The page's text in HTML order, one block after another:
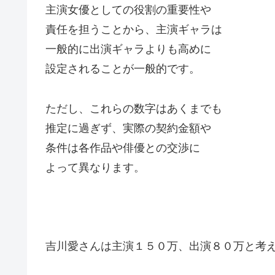
主演女優としての役割の重要性や
責任を担うことから、主演ギャラは
一般的に出演ギャラよりも高めに
設定されることが一般的です。
ただし、これらの数字はあくまでも
推定に過ぎず、実際の契約金額や
条件は各作品や俳優との交渉に
よって異なります。
吉川愛さんは主演１５０万、出演８０万と考